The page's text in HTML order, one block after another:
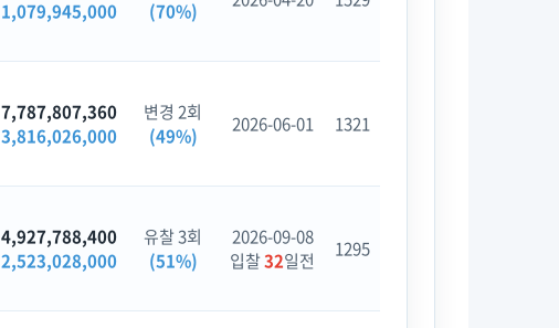
1,079,945,000
(70%)
7,787,807,360
3,816,026,000
변경 2회
(49%)
2026-06-01 1321
4,927,788,400
2,523,028,000
유찰 3회
(51%)
2026-09-08
입찰32일전 1295